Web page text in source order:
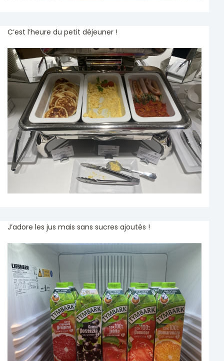
C’est l’heure du petit déjeuner !
J’adore les jus mais sans sucres ajoutés !